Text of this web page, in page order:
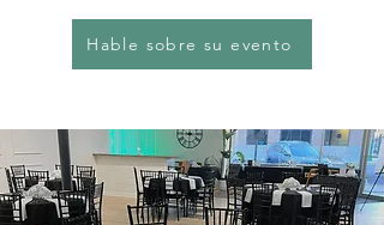
Hable sobre su evento